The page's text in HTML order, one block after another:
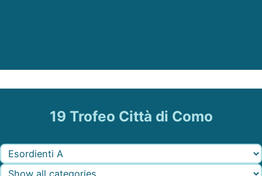
19 Trofeo Città di Como